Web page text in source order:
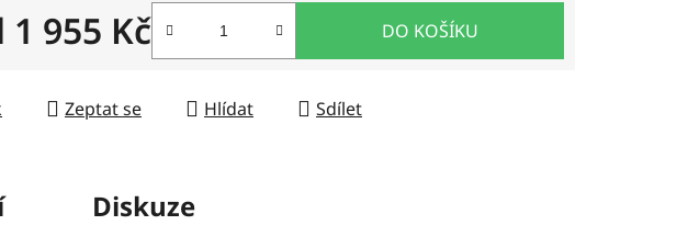
1 955 Kč DO KOŠÍKU
Zeptat se Hlídat Sdílet
Diskuze